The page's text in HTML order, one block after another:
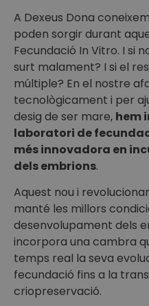
A Dexeus Dona
poden sorgir durant
Fecundació In Vitro. I si
surt malament? I si el
múltiple? En el nostre
tecnològicament i per
desig de ser mare, hem
laboratori de
més innovadora en
dels embrions.
Aquest nou i
manté les millors
desenvolupament dels
incorpora una cambra
temps real la seva
fecundació fins a la
criopreservació.